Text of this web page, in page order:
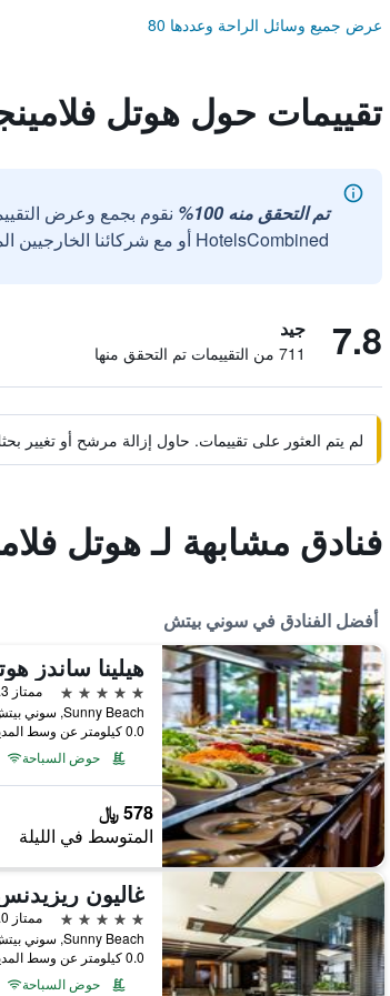
عرض جميع وسائل الراحة وعددها 80
تقييمات حول هوتل
تم التحقق منه 100%
نقوم بجمع وعرض
HotelsCombined أو مع شركائنا الخارجيين الموثوقين.
7.8 جيد
711 من التقييمات تم التحقق منها
لم يتم العثور على تقييمات. حاول إزالة مرشح أو
فنادق مشابهة لـ هوتل
أفضل الفنادق في سوني بيتش
هيلينا ساندز
5 نجوم
ممتاز 9.3
Sunny Beach, سوني بيتش, بلغاريا
0.0 كيلومتر عن وسط المدينة
حوض السباحة
578 ﷼
المتوسط في الليلة
غاليون
5 نجوم
ممتاز 9.0
Sunny Beach, سوني بيتش, بلغاريا
0.0 كيلومتر عن وسط المدينة
حوض السباحة